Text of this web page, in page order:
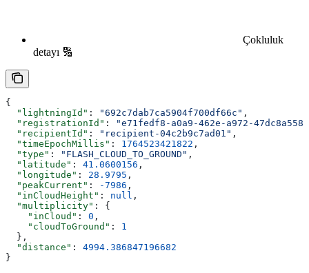
Çokluluk
detayı 🔢
{
  "lightningId"
: "692c7dab7ca5904f700df66c" ,
  "registrationId"
:
"e71fedf8-a0a9-462e-a972-
  "recipientId"
: "recipient-04c2b9c7ad01" ,
  "timeEpochMillis"
: 1764523421822 ,
  "type"
: "FLASH_CLOUD_TO_GROUND" ,
  "latitude"
: 41.0600156 ,
  "longitude"
: 28.9795 ,
  "peakCurrent"
: -7986 ,
  "inCloudHeight"
: null ,
  "multiplicity"
: {
    "inCloud"
: 0 ,
    "cloudToGround"
: 1
  },
  "distance"
: 4994.386847196682
}